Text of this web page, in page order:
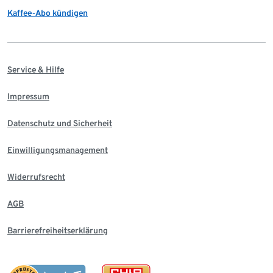
Kaffee-Abo kündigen
Service & Hilfe
Impressum
Datenschutz und Sicherheit
Einwilligungsmanagement
Widerrufsrecht
AGB
Barrierefreiheitserklärung